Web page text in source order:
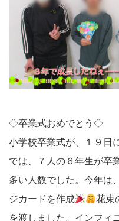
◇卒業式おめでとう◇
小学校卒業式が、１９日
では、７人の６年生が卒
多い人数でした。今年は
ジカードを作成
花束
を渡しました。インフィ